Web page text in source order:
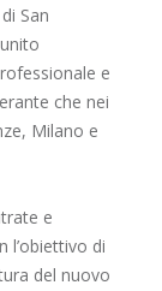
San
e
che nei
Milano e
e
l’obiettivo di
del nuovo